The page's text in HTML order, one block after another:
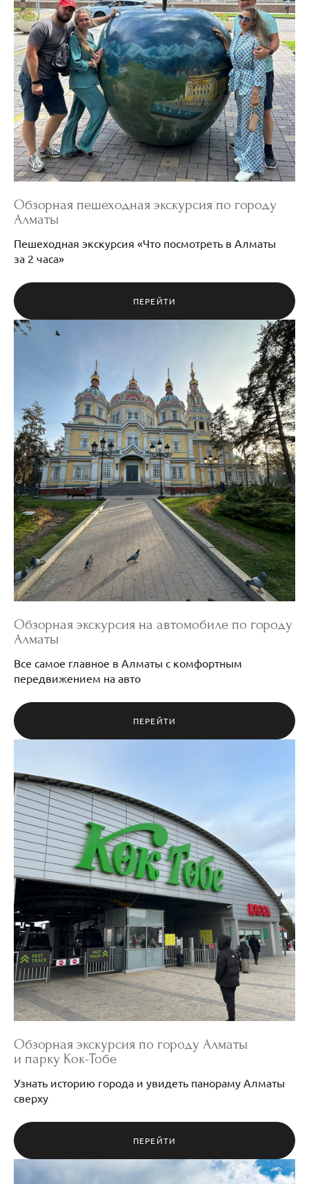
Обзорная пешеходная экскурсия по городу
Алматы
Пешеходная экскурсия «Что посмотреть в Алматы
за 2 часа»
ПЕРЕЙТИ
Обзорная экскурсия на автомобиле по городу
Алматы
Все самое главное в Алматы с комфортным
передвижением на авто
ПЕРЕЙТИ
Обзорная экскурсия по городу Алматы
и парку Кок-Тобе
Узнать историю города и увидеть панораму Алматы
сверху
ПЕРЕЙТИ